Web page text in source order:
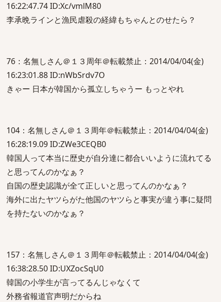
16:22:47.74 ID:Xc/vmlM80
李承晩ラインと漁民虐殺の経緯もちゃんとのせたら？
76：名無しさん＠１３周年＠転載禁止：2014/04/04(金)
16:23:01.88 ID:nWbSrdv7O
きゃー 日本が韓国から孤立しちゃうー もっとやれ
104：名無しさん＠１３周年＠転載禁止：2014/04/04(金)
16:28:19.09 ID:ZWe3CEQB0
韓国人って本当に歴史が自分達に都合いいように流れてる
と思ってんのかなぁ？
自国の歴史認識が全て正しいと思ってんのかなぁ？
海外に出たヤツらがた他国のヤツらと事実が違う事に疑問
を持たないのかなぁ？
157：名無しさん＠１３周年＠転載禁止：2014/04/04(金)
16:38:28.50 ID:UXZocSqU0
韓国の小学生が言ってるんじゃなくて
外務省報道官声明だからね